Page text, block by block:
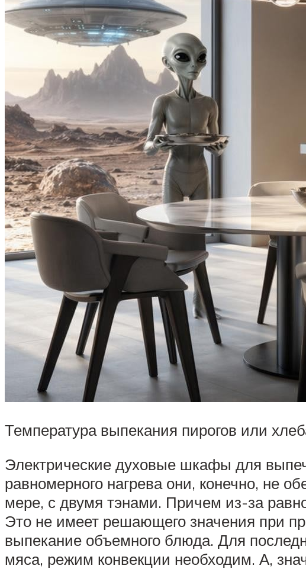
Температура выпекания пирогов или
Электрические духовые шкафы для
равномерного нагрева они, конечно, не
мере, с двумя тэнами. Причем из-за
Это не имеет решающего значения при
выпекание объемного блюда. Для
мяса, режим конвекции необходим. А,